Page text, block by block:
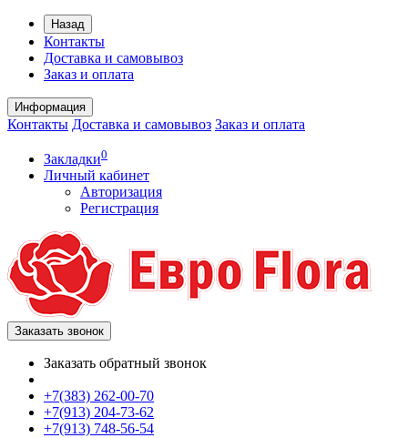
Назад
Контакты
Доставка и самовывоз
Заказ и оплата
Информация
Контакты Доставка и самовывоз Заказ и оплата
Закладки0
Личный кабинет
Авторизация
Регистрация
Заказать звонок
Заказать обратный звонок
+7(383) 262-00-70
+7(913) 204-73-62
+7(913) 748-56-54